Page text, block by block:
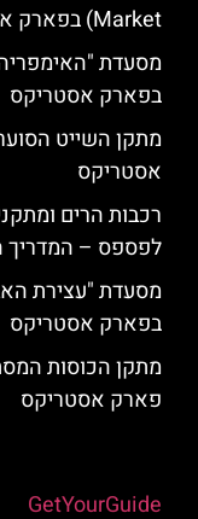
Market) בפארק אסטריקס
בפארק אסטריקס
אסטריקס
רכבות הרים
לפספס – המדריך
בפארק אסטריקס
פארק אסטריקס
GetYourGuide